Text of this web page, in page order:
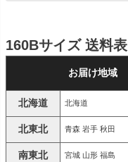
160Bサイズ 送料表
お届け地域
北海道 北海道
北東北 青森 岩手 秋田
南東北 宮城 山形 福島